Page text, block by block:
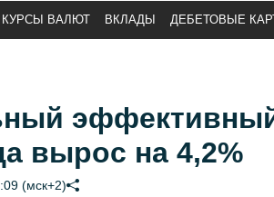
КУРСЫ ВАЛЮТ ВКЛАДЫ ДЕБЕТОВЫЕ
вырос на 4,2%
(мск+2)